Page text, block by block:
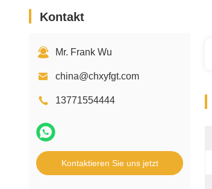
Kontakt
Mr. Frank Wu
china@chxyfgt.com
13771554444
Kontaktieren Sie uns jetzt